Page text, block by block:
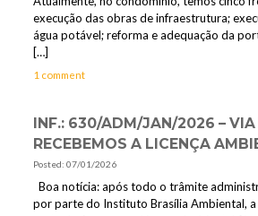
execução das obras de infraestrutura;
água potável; reforma e adequação da
[…]
1 comment
INF.: 630/ADM/JAN/2026 – VIA
RECEBEMOS A LICENÇA
Posted: 07/01/2026
Boa notícia: após todo o trâmite
por parte do Instituto Brasília Ambiental,